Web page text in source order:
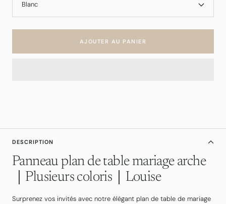
Blanc
AJOUTER AU PANIER
DESCRIPTION
Panneau plan de table mariage arche
｜Plusieurs coloris｜Louise
Surprenez vos invités avec notre élégant plan de table de mariage